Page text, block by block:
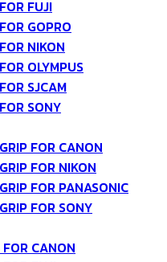
FUJI
GOPRO
NIKON
OLYMPUS
SJCAM
SONY
FOR CANON
FOR NIKON
FOR PANASONIC
FOR SONY
FOR CANON